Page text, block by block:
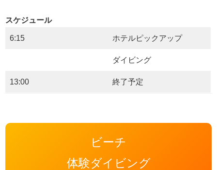
スケジュール
6:15 ホテルピックアップ
ダイビング
13:00 終了予定
ビーチ
体験ダイビング